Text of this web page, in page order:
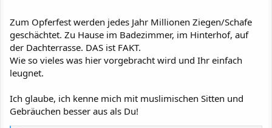
Zum Opferfest werden jedes Jahr Millionen Ziegen/Schafe
geschächtet. Zu Hause im Badezimmer, im Hinterhof, auf
der Dachterrasse. DAS ist FAKT.
Wie so vieles was hier vorgebracht wird und Ihr einfach
leugnet.
Ich glaube, ich kenne mich mit muslimischen Sitten und
Gebräuchen besser aus als Du!